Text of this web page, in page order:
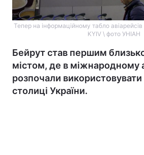
Тепер на інформаційному табло авіарейсів
KYIV \ фото УНІАН
Бейрут став першим
містом, де в міжнародному
розпочали
столиці України.